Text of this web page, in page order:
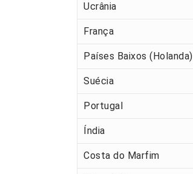
Ucrânia
França
Países Baixos (Holanda)
Suécia
Portugal
Índia
Costa do Marfim